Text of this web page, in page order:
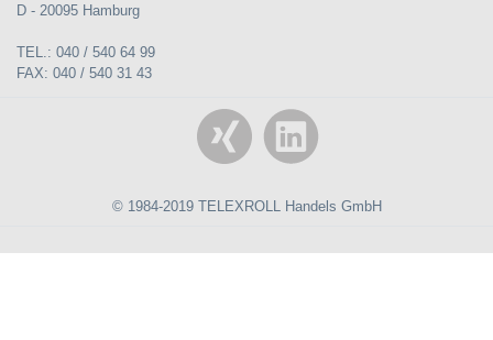
D - 20095 Hamburg
TEL.: 040 / 540 64 99
FAX: 040 / 540 31 43
© 1984-2019 TELEXROLL Handels GmbH